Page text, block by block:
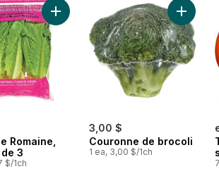
jaunes, sac de 3 lb au panier
Romaine,
3
$/1ch
Ajouter Cœur de Romaine, paquet
3,00 $
Couronne de brocoli
1 ea, 3,00 $/1ch
Ajouter